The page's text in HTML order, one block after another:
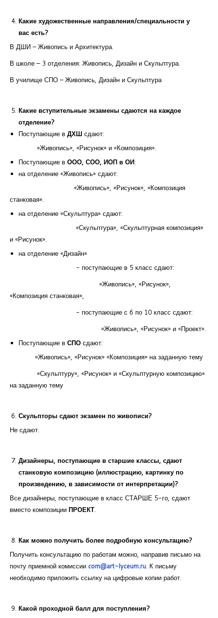
Какие художественные направления/специальности у
вас есть?
В ДШИ – Живопись и Архитектура.
В школе – 3 отделения: Живопись, Дизайн и Скульптура.
В училище СПО – Живопись, Дизайн и Скульптура
Какие вступительные экзамены сдаются на каждое
отделение?
Поступающие в ДХШ сдают:
«Живопись», «Рисунок» и «Композиция».
Поступающие в ООО, СОО, ИОП в ОИ:
на отделение «Живопись» сдают:
«Живопись», «Рисунок», «Композиция
станковая».
на отделение «Скульптура» сдают:
«Скульптура», «Скульптурная композиция»
и «Рисунок».
на отделение «Дизайн»
- поступающие в 5 класс сдают:
«Живопись», «Рисунок»,
«Композиция станковая»,
- поступающие с 6 по 10 класс сдают:
«Живопись», «Рисунок» и «Проект».
Поступающие в СПО сдают:
«Живопись», «Рисунок» «Композиция» на заданную тему
«Скульптуру», «Рисунок» и «Скульптурную композицию»
на заданную тему
Скульпторы сдают экзамен по живописи?
Не сдают.
Дизайнеры, поступающие в старшие классы, сдают
станковую композицию (иллюстрацию, картинку по
произведению, в зависимости от интерпретации)?
Все дизайнеры, поступающие в класс СТАРШЕ 5-го, сдают
вместо композиции ПРОЕКТ.
Как можно получить более подробную консультацию?
Получить консультацию по работам можно, направив письмо на
почту приемной комиссии com@art-lyceum.ru. К письму
необходимо приложить ссылку на цифровые копии работ.
Какой проходной балл для поступления?